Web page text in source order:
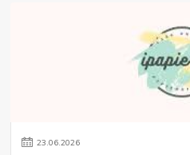
23.06.2026